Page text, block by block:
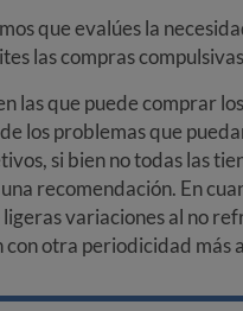
que evalúes la
las compras
las que puede comprar
los problemas que
si bien no todas las
recomendación. En
variaciones al no
con otra periodicidad más